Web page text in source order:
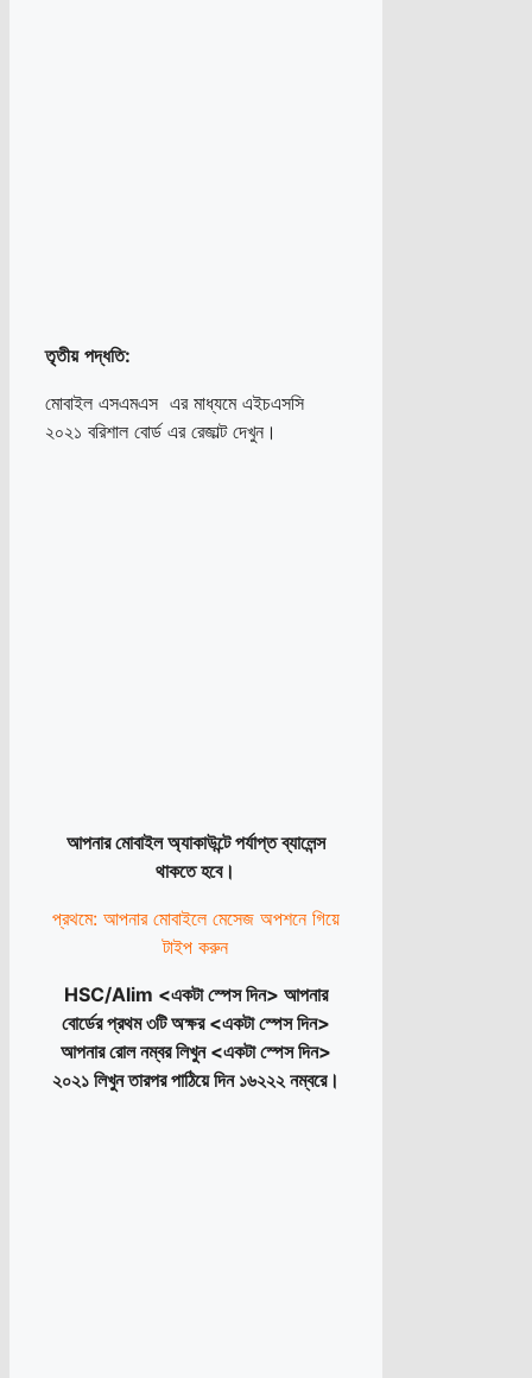
তৃতীয় পদ্ধতি:
মোবাইল এসএমএস এর মাধ্যমে এইচএসসি
২০২১ বরিশাল বোর্ড এর রেজাল্ট দেখুন।
আপনার মোবাইল অ্যাকাউন্টে পর্যাপ্ত ব্যালেন্স
থাকতে হবে।
প্রথমে: আপনার মোবাইলে মেসেজ অপশনে গিয়ে
টাইপ করুন
HSC/Alim <একটা স্পেস দিন> আপনার
বোর্ডের প্রথম ৩টি অক্ষর <একটা স্পেস দিন>
আপনার রোল নম্বর লিখুন <একটা স্পেস দিন>
২০২১ লিখুন তারপর পাঠিয়ে দিন ১৬২২২ নম্বরে।